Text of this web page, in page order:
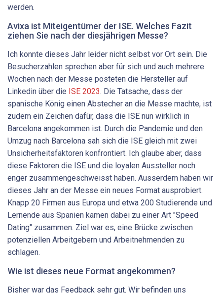
werden.
Avixa ist Miteigentümer der ISE. Welches Fazit
ziehen Sie nach der diesjährigen Messe?
Ich konnte dieses Jahr leider nicht selbst vor Ort sein. Die
Besucherzahlen sprechen aber für sich und auch mehrere
Wochen nach der Messe posteten die Hersteller auf
Linked­in über die ISE 2023. Die Tatsache, dass der
spanische König einen Abstecher an die Messe machte, ist
zudem ein Zeichen dafür, dass die ISE nun wirklich in
Barcelona angekommen ist. Durch die Pandemie und den
Umzug nach Barcelona sah sich die ISE gleich mit zwei
Unsicherheitsfaktoren konfrontiert. Ich glaube aber, dass
diese Faktoren die ISE und die loyalen Aussteller noch
enger zusammengeschweisst haben. Ausserdem haben wir
dieses Jahr an der Messe ein neues Format ausprobiert.
Knapp 20 Firmen aus Europa und etwa 200 Studierende und
Lernende aus Spanien kamen dabei zu einer Art "Speed
Dating" zusammen. Ziel war es, eine Brücke zwischen
potenziellen Arbeitgebern und Arbeitnehmenden zu
schlagen.
Wie ist dieses neue Format angekommen?
Bisher war das Feedback sehr gut. Wir befinden uns